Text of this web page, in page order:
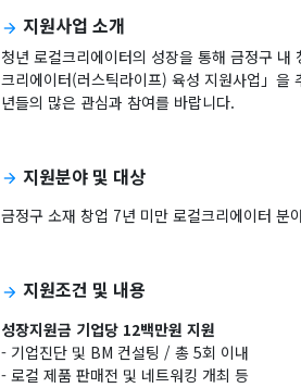
arrow_forward 지원사업 소개
청년 로컬크리에이터의 성장을 통해 금정구
크리에이터(러스틱라이프) 육성 지원사업」을
년들의 많은 관심과 참여를 바랍니다.
arrow_forward 지원분야 및 대상
금정구 소재 창업 7년 미만 로컬크리에이터 분
arrow_forward 지원조건 및 내용
성장지원금 기업당 12백만원 지원
- 기업진단 및 BM 컨설팅 / 총 5회 이내
- 로컬 제품 판매전 및 네트워킹 개최 등